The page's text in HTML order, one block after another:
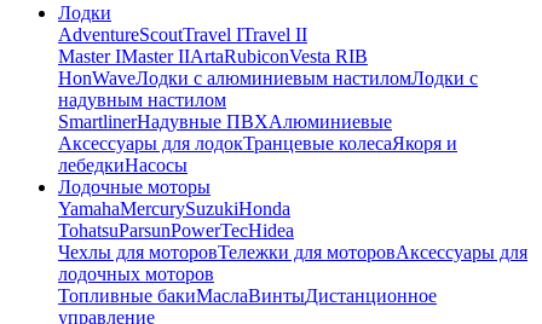
Лодки
AdventureScoutTravel ITravel II
Master IMaster IIArtaRubiconVesta RIB
HonWaveЛодки с алюминиевым настиломЛодки с
надувным настилом
SmartlinerНадувные ПВХАлюминиевые
Аксессуары для лодокТранцевые колесаЯкоря и
лебедкиНасосы
Лодочные моторы
YamahaMercurySuzukiHonda
TohatsuParsunPowerTecHidea
Чехлы для моторовТележки для моторовАксессуары для
лодочных моторов
Топливные бакиМаслаВинтыДистанционное
управление